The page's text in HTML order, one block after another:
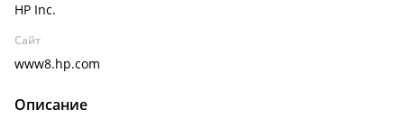
HP Inc.
Сайт
www8.hp.com
Описание